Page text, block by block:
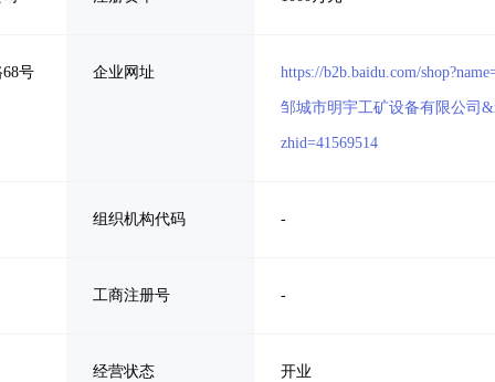
号 企业网址 https://b2b.baidu.com/
邹城市明宇工矿设备有限公司
zhid=41569514
组织机构代码 -
工商注册号 -
经营状态 开业